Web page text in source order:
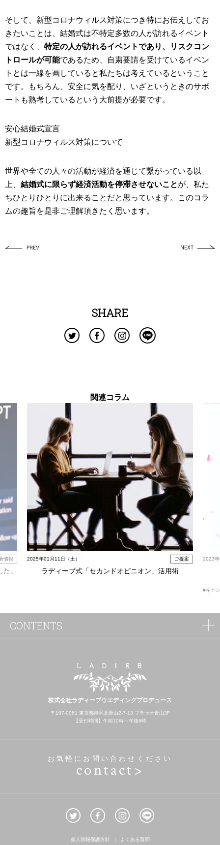
そして、新型コロナウィルス対策につき特にお伝えしてお
きたいことは、結婚式は不特定多数の人が訪れるイベント
ではなく、 特定の人が訪れるイベントであり、リスクコン
トロールが可能であるため、自粛要請を受けているイベン
トとは一線を画していると私たちは考えているということ
です。もちろん、安全に気を配り、いざというときのサポ
ートも熟考しているという大前提が必要です。
安心結婚式宣言
新型コロナウィルス対策について
世界や全ての人々の活動が経済を通じて繋がっている以
上、 結婚式に限らず経済活動を停滞させないことが、私た
ちひとりひとりに出来ることだと思っています。このコラ
ムの趣旨を是非ご理解頂きたく思います。
SHARE
関連コラム
情報
。
2025年01月11日（土） ご提案
ラディーブ式「セカンドオピニオン」活用術
2023
#キャ
株式会社ラディーブウエディングプロデュース
〒107-0061 東京都港区北青山2-7-13 プラセオ青山3F
【受付時間】午前10時～午後6時
お気軽にお問い合わせください
contact>
個人情報保護方針 よくある質問
CONTENTS